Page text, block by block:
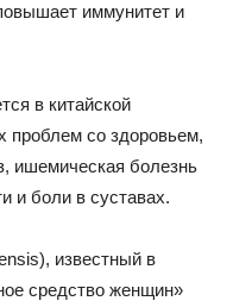
иммунитет и
в китайской
проблем со здоровьем,
ишемическая болезнь
и боли в суставах.
известный в
средство женщин»